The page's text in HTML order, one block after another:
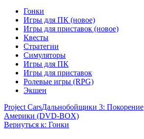
Гонки
Игры для ПК (новое)
Игры для приставок (новое)
Квесты
Стратегии
Симуляторы
Игры для ПК
Игры для приставок
Ролевые игры (RPG)
Экшен
Project CarsДальнобойщики 3: Покорение
Америки (DVD-BOX)
Вернуться к: Гонки